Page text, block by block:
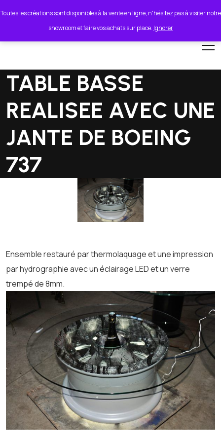
Toutes les créations sont disponibles à la vente en ligne, n'hésitez pas à visiter notre
showroom et faire vos achats sur place. Ignorer
lionel.cordeiro55@orange.fr
TABLE BASSE
REALISEE AVEC UNE
JANTE DE BOEING
737
Ensemble restauré par thermolaquage et une impression
par hydrographie avec un éclairage LED et un verre
trempé de 8mm.